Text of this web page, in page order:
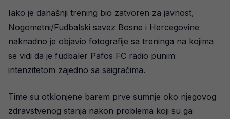
Iako je današnji trening bio zatvoren za javnost,
Nogometni/Fudbalski savez Bosne i Hercegovine
naknadno je objavio fotografije sa treninga na kojima
se vidi da je fudbaler Pafos FC radio punim
intenzitetom zajedno sa saigračima.
Time su otklonjene barem prve sumnje oko njegovog
zdravstvenog stanja nakon problema koji su ga